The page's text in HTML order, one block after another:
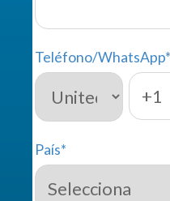
Teléfono/WhatsApp*
País*